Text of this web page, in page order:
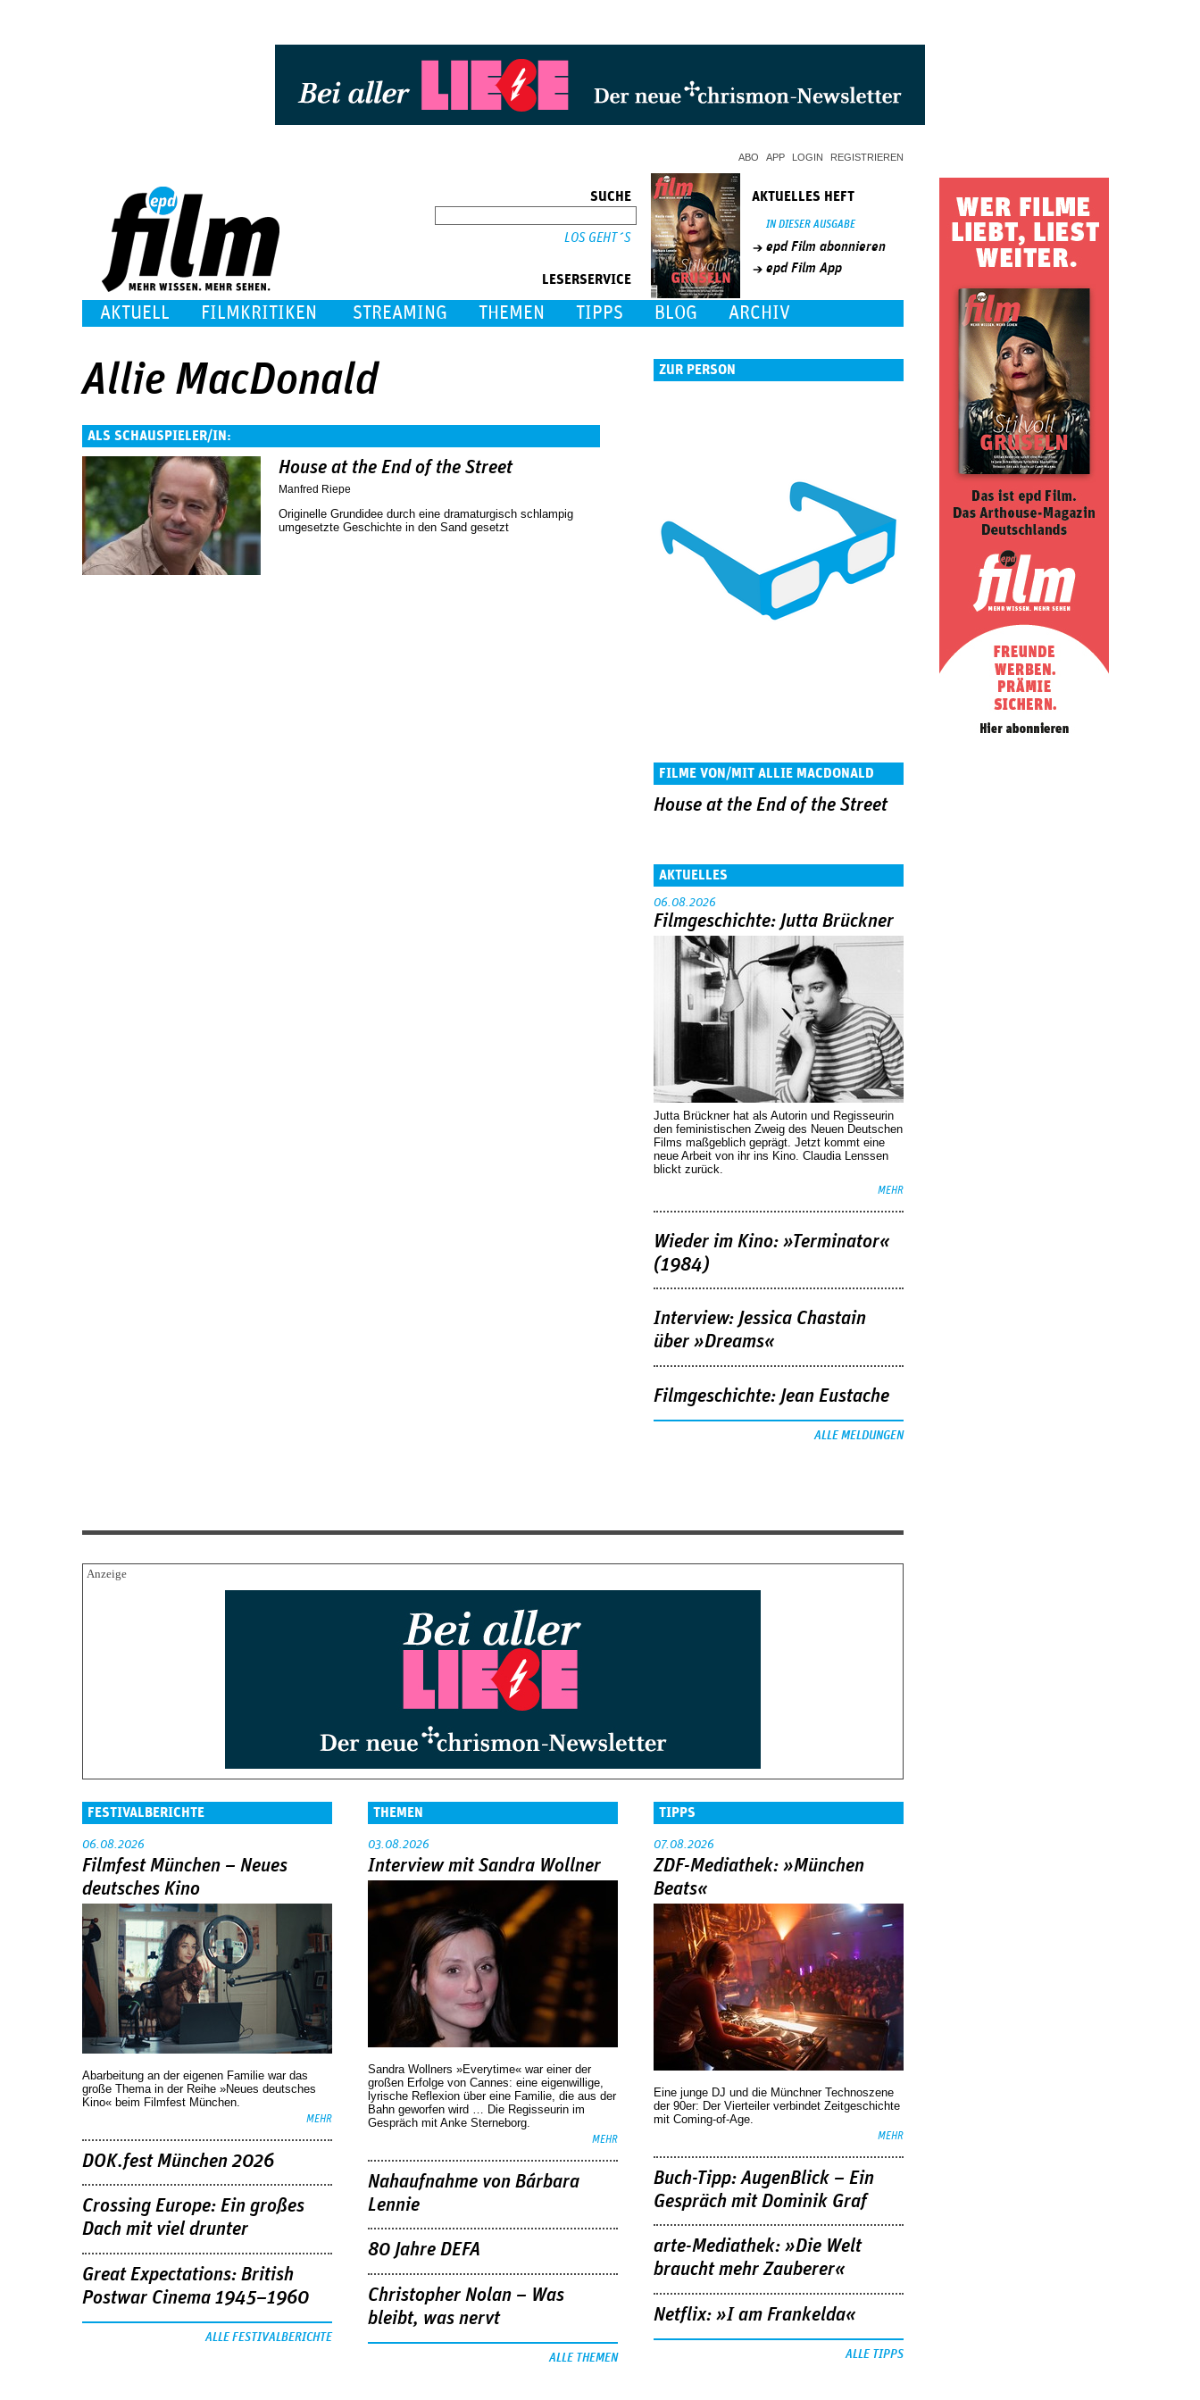
ABO APP LOGIN REGISTRIEREN
SUCHE
LESERSERVICE
AKTUELLES HEFT
IN DIESER AUSGABE
epd Film abonnieren
epd Film App
AKTUELL FILMKRITIKEN STREAMING THEMEN TIPPS BLOG ARCHIV
Allie MacDonald
ALS SCHAUSPIELER/IN:
House at the End of the Street
Manfred Riepe
Originelle Grundidee durch eine dramaturgisch schlampig
umgesetzte Geschichte in den Sand gesetzt
ZUR PERSON
FILME VON/MIT ALLIE MACDONALD
House at the End of the Street
AKTUELLES
06.08.2026
Filmgeschichte: Jutta Brückner
Jutta Brückner hat als Autorin und Regisseurin
den feministischen Zweig des Neuen Deutschen
Films maßgeblich geprägt. Jetzt kommt eine
neue Arbeit von ihr ins Kino. Claudia Lenssen
blickt zurück.
MEHR
Wieder im Kino: »Terminator«
(1984)
Interview: Jessica Chastain
über »Dreams«
Filmgeschichte: Jean Eustache
ALLE MELDUNGEN
FESTIVALBERICHTE
06.08.2026
Filmfest München – Neues
deutsches Kino
Abarbeitung an der eigenen Familie war das
große Thema in der Reihe »Neues deutsches
Kino« beim Filmfest München.
MEHR
DOK.fest München 2026
Crossing Europe: Ein großes
Dach mit viel drunter
Great Expectations: British
Postwar Cinema 1945–1960
ALLE FESTIVALBERICHTE
THEMEN
03.08.2026
Interview mit Sandra Wollner
Sandra Wollners »Everytime« war einer der
großen Erfolge von Cannes: eine eigenwillige,
lyrische Reflexion über eine ­Familie, die aus der
Bahn geworfen wird … Die Regisseurin im
Gespräch mit Anke Sterneborg.
MEHR
Nahaufnahme von Bárbara
Lennie
80 Jahre DEFA
Christopher Nolan – Was
bleibt, was nervt
ALLE THEMEN
TIPPS
07.08.2026
ZDF-Mediathek: »München
Beats«
Eine junge DJ und die Münchner Technoszene
der 90er: Der Vierteiler verbindet Zeitgeschichte
mit Coming-of-Age.
MEHR
Buch-Tipp: AugenBlick – Ein
Gespräch mit Dominik Graf
arte-Mediathek: »Die Welt
braucht mehr Zauberer«
Netflix: »I am Frankelda«
ALLE TIPPS